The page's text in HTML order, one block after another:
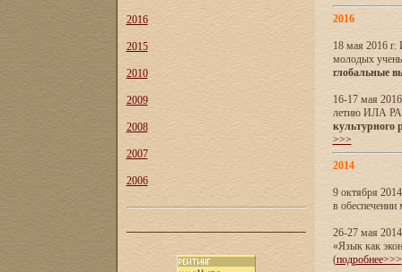
2016
2015
2010
2009
2008
2007
2006
2016
18 мая 2016 г.
молодых
глобальные
16-17 мая
летию ИЛА
культурного
>>>
2014
9 октября
в обеспечении
26-27 мая
«Язык как
(подробнее>>>